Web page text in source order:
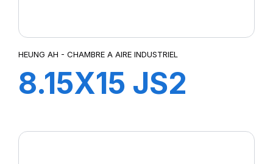
HEUNG AH - CHAMBRE A AIRE INDUSTRIEL
8.15X15 JS2